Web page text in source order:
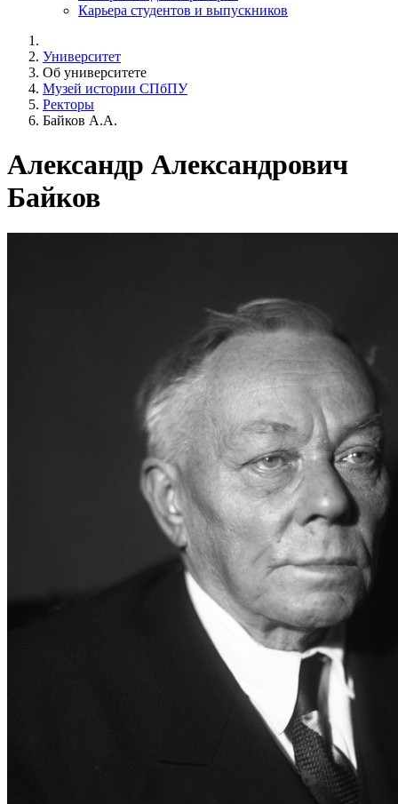
Карьера студентов и выпускников
Университет
Об университете
Музей истории СПбПУ
Ректоры
Байков А.А.
Александр Александрович
Байков